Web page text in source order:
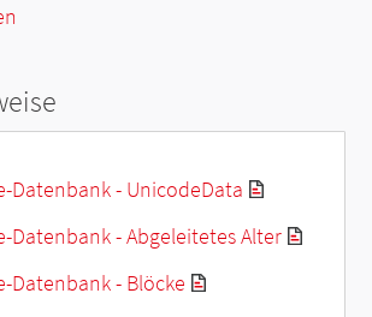
Datenbank - UnicodeData
Datenbank - Abgeleitetes Alter
Datenbank - Blöcke